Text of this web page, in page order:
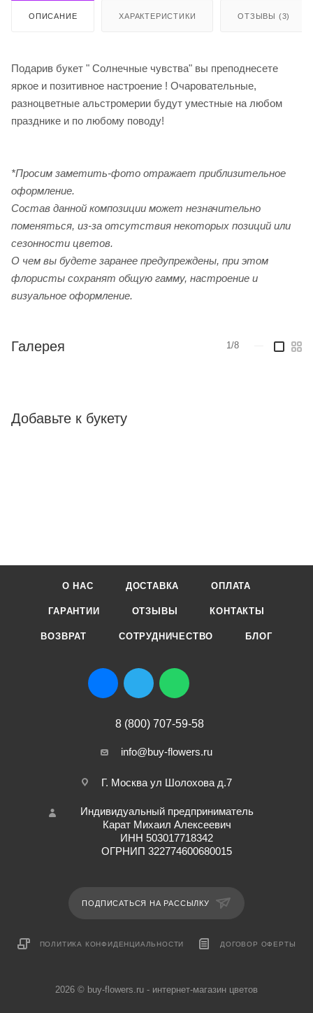
ОПИСАНИЕ ХАРАКТЕРИСТИКИ ОТЗЫВЫ (3)
Подарив букет " Солнечные чувства" вы преподнесете
яркое и позитивное настроение ! Очаровательные,
разноцветные альстромерии будут уместные на любом
празднике и по любому поводу!
*Просим заметить-фото отражает приблизительное
оформление.
Cостав данной композиции может незначительно
поменяться, из-за отсутствия некоторых позиций или
сезонности цветов.
О чем вы будете заранее предупреждены, при этом
флористы сохранят общую гамму, настроение и
визуальное оформление.
Галерея 1/8
Добавьте к букету
О НАС ДОСТАВКА ОПЛАТА
ГАРАНТИИ ОТЗЫВЫ КОНТАКТЫ
ВОЗВРАТ СОТРУДНИЧЕСТВО БЛОГ
8 (800) 707-59-58
info@buy-flowers.ru
Г. Москва ул Шолохова д.7
Индивидуальный предприниматель
Карат Михаил Алексеевич
ИНН 503017718342
ОГРНИП 322774600680015
ПОДПИСАТЬСЯ НА РАССЫЛКУ
ПОЛИТИКА КОНФИДЕНЦИАЛЬНОСТИ ДОГОВОР ОФЕРТЫ
2026 © buy-flowers.ru - интернет-магазин цветов